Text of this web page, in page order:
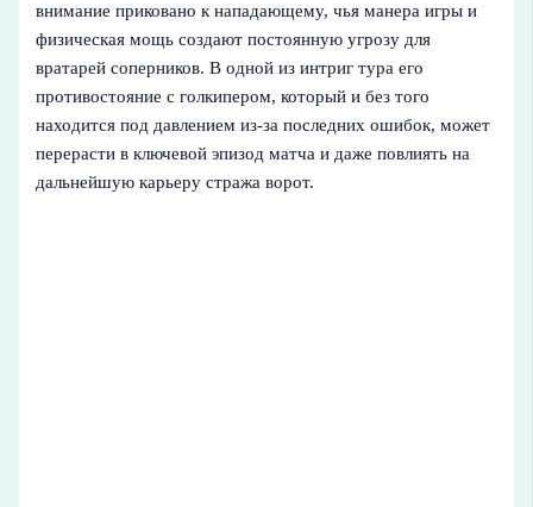
внимание приковано к нападающему, чья манера игры и
физическая мощь создают постоянную угрозу для
вратарей соперников. В одной из интриг тура его
противостояние с голкипером, который и без того
находится под давлением из-за последних ошибок, может
перерасти в ключевой эпизод матча и даже повлиять на
дальнейшую карьеру стража ворот.